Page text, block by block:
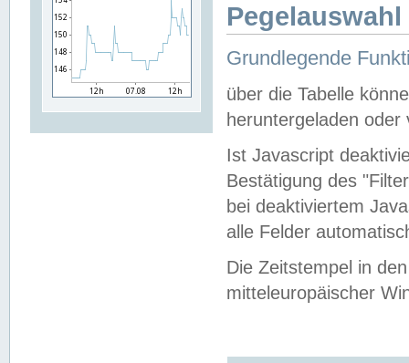
Grundlegende
über die Tabelle
heruntergeladen oder
Ist Javascript
Bestätigung des
bei deaktiviertem
alle Felder
Die Zeitstempel in
mitteleuropäischer